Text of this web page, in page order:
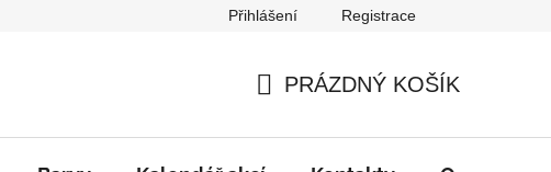
Přihlášení Registrace
KOŠÍK
PRÁZDNÝ KOŠÍK